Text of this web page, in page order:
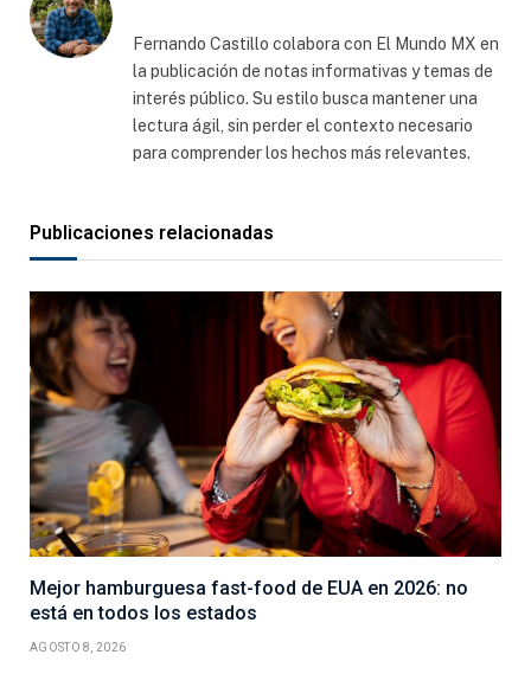
Fernando Castillo colabora con El Mundo MX en
la publicación de notas informativas y temas de
interés público. Su estilo busca mantener una
lectura ágil, sin perder el contexto necesario
para comprender los hechos más relevantes.
Publicaciones relacionadas
Mejor hamburguesa fast-food de EUA en 2026: no
está en todos los estados
AGOSTO 8, 2026